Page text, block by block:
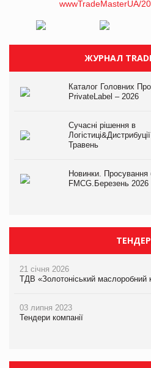
ЖУРНАЛ
Каталог Головних
PrivateLabel – 2026
Сучасні рішення в
Травень
Новинки. Просування
FMCG.Березень 2026
21 січня 2026
ТДВ «Золотоніський маслоробний
03 липня 2023
Тендери компанії